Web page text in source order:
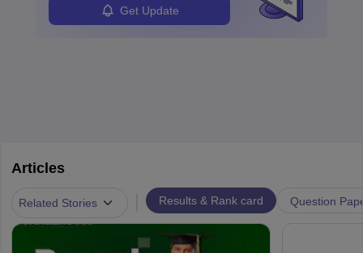
Get Update
Articles
Related Stories Results & Rank card Question